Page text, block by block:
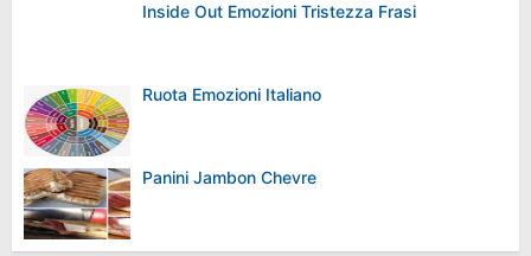
Inside Out Emozioni Tristezza Frasi
Ruota Emozioni Italiano
Panini Jambon Chevre